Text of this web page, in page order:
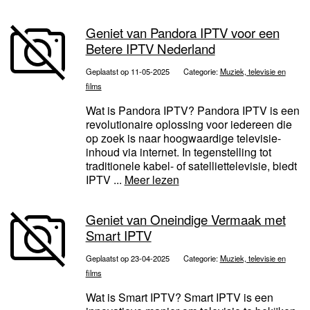
Geniet van Pandora IPTV voor een
Betere IPTV Nederland
Geplaatst op 11-05-2025 Categorie:Muziek, televisie en
films
Wat is Pandora IPTV? Pandora IPTV is een
revolutionaire oplossing voor iedereen die
op zoek is naar hoogwaardige televisie-
inhoud via internet. In tegenstelling tot
traditionele kabel- of satelliettelevisie, biedt
IPTV ... Meer lezen
Geniet van Oneindige Vermaak met
Smart IPTV
Geplaatst op 23-04-2025 Categorie:Muziek, televisie en
films
Wat is Smart IPTV? Smart IPTV is een